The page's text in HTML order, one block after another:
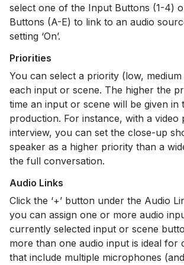
select one of the Input Buttons (1-4)
Buttons (A-E) to link to an audio
setting ‘On’.
Priorities
You can select a priority (low,
each input or scene. The higher the
time an input or scene will be given in
production. For instance, with a video
interview, you can set the close-up
speaker as a higher priority than a
the full conversation.
Audio Links
Click the ‘+’ button under the Audio
you can assign one or more audio
currently selected input or scene
more than one audio input is ideal for
that include multiple microphones